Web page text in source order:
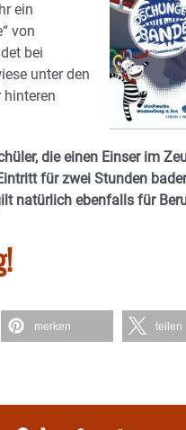
ein
von
bei
unter den
hinteren
die einen Einser im
für zwei Stunden
natürlich ebenfalls für
merken teilen